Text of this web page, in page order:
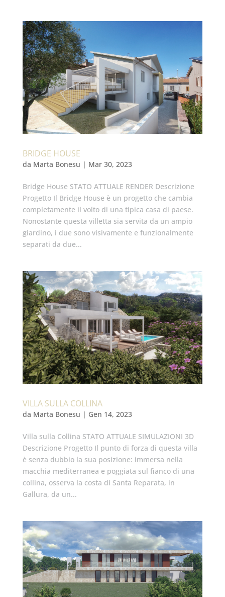
BRIDGE HOUSE
da Marta Bonesu | Mar 30, 2023
Bridge House STATO ATTUALE RENDER Descrizione
Progetto Il Bridge House è un progetto che cambia
completamente il volto di una tipica casa di paese.
Nonostante questa villetta sia servita da un ampio
giardino, i due sono visivamente e funzionalmente
separati da due...
VILLA SULLA COLLINA
da Marta Bonesu | Gen 14, 2023
Villa sulla Collina STATO ATTUALE SIMULAZIONI 3D
Descrizione Progetto Il punto di forza di questa villa
è senza dubbio la sua posizione: immersa nella
macchia mediterranea e poggiata sul fianco di una
collina, osserva la costa di Santa Reparata, in
Gallura, da un...